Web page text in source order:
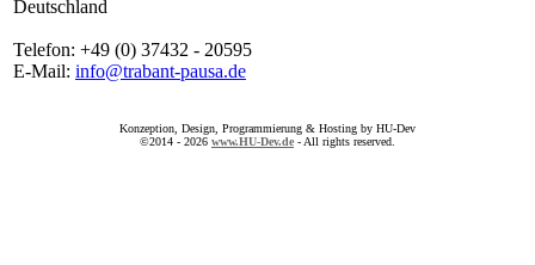
Deutschland
Telefon: +49 (0) 37432 - 20595
E-Mail: info@trabant-pausa.de
Konzeption, Design, Programmierung & Hosting by HU-Dev
©2014 - 2026 www.HU-Dev.de - All rights reserved.